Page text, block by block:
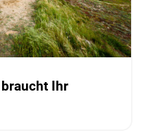
Ihr